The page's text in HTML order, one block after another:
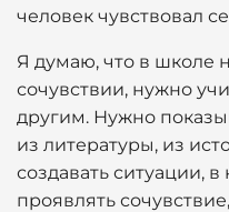
человек чувствовал
Я думаю, что в школе
сочувствии, нужно
другим. Нужно
из литературы, из
создавать ситуации,
проявлять